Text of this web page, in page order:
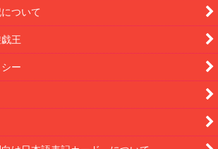
ついて
王
ー